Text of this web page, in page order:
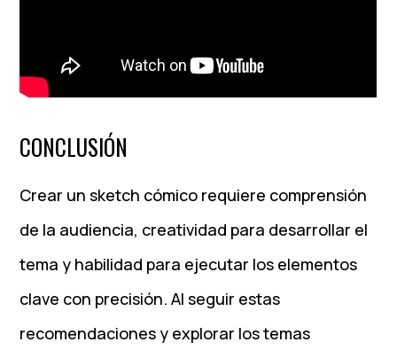
CONCLUSIÓN
Crear un sketch cómico requiere comprensión
de la audiencia, creatividad para desarrollar el
tema y habilidad para ejecutar los elementos
clave con precisión. Al seguir estas
recomendaciones y explorar los temas